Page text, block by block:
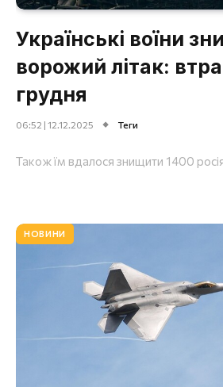
Українські воїни
ворожий літак:
грудня
06:52 | 12.12.2025 Теги
Також їм вдалося знищити 1400
НОВИНИ